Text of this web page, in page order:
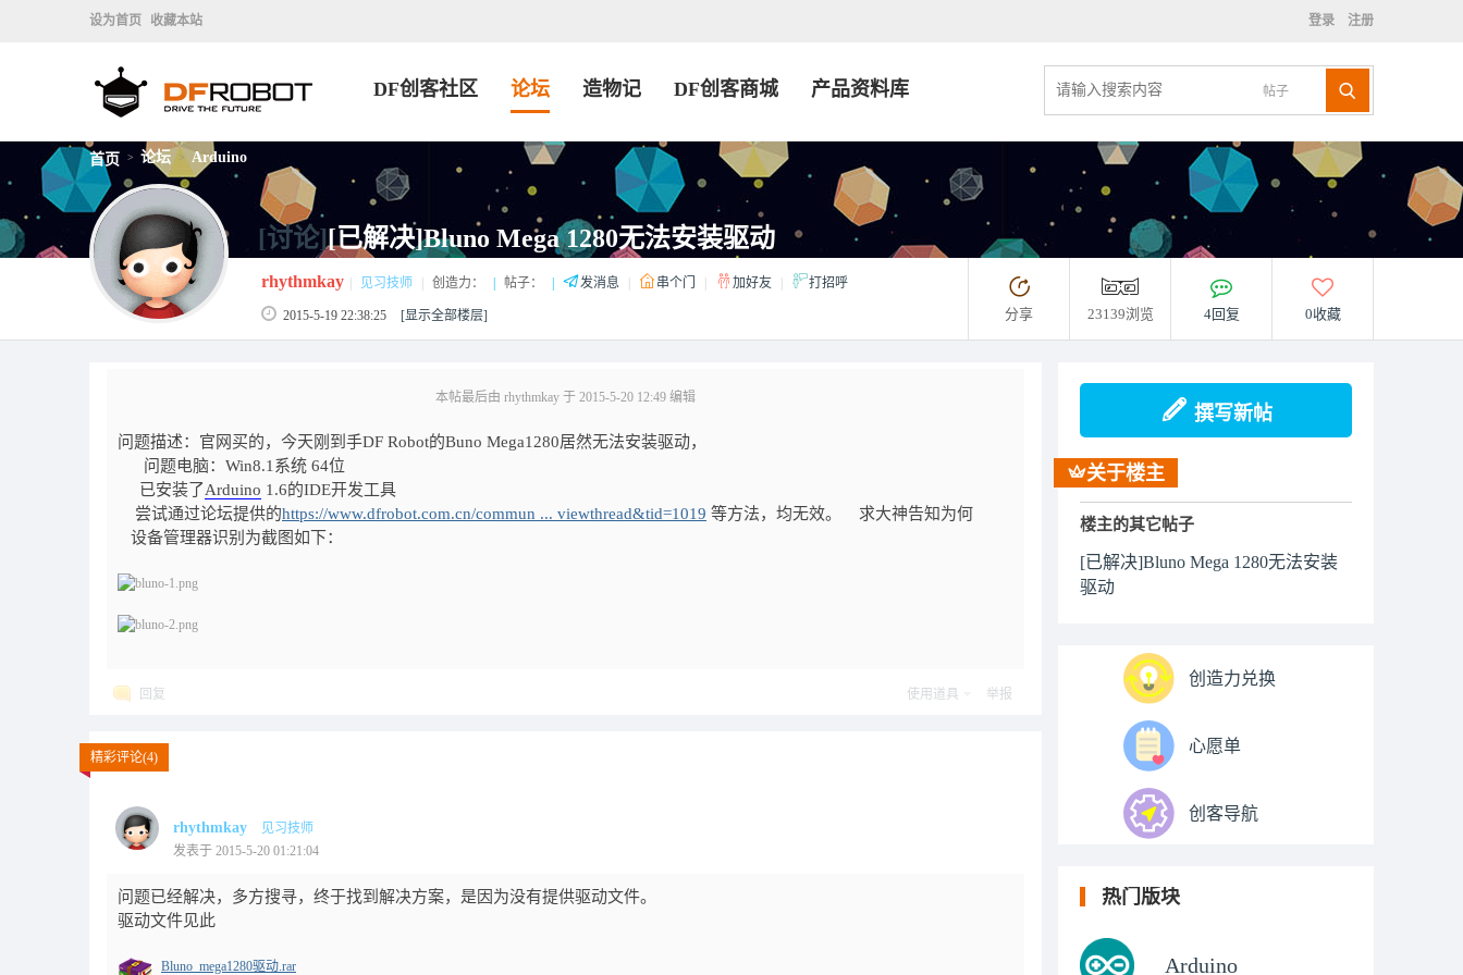
设为首页 收藏本站 登录 注册
帖子
DF创客社区 论坛 造物记 DF创客商城 产品资料库
首页 > 论坛 > Arduino
[讨论][已解决]Bluno Mega 1280无法安装驱动
rhythmkay 见习技师 创造力： 帖子： 发消息 串个门 加好友 打招呼
2015-5-19 22:38:25 [显示全部楼层] 分享 23139浏览 4回复 0收藏
本帖最后由 rhythmkay 于 2015-5-20 12:49 编辑
问题描述：官网买的，今天刚到手DF Robot的Buno Mega1280居然无法安装驱动，
问题电脑：Win8.1系统 64位
已安装了Arduino 1.6的IDE开发工具
尝试通过论坛提供的https://www.dfrobot.com.cn/commun ... viewthread&tid=1019 等方法，均无效。 求大神告知为何
设备管理器识别为截图如下：
回复 使用道具 举报
精彩评论(4)
rhythmkay
见习技师
发表于 2015-5-20 01:21:04
问题已经解决，多方搜寻，终于找到解决方案，是因为没有提供驱动文件。
驱动文件见此
Bluno_mega1280驱动.rar
撰写新帖
关于楼主
楼主的其它帖子
[已解决]Bluno Mega 1280无法安装
驱动
创造力兑换
心愿单
创客导航
热门版块
Arduino